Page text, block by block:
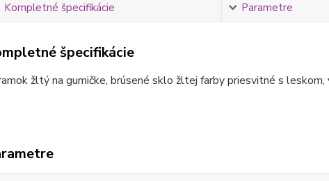
Kompletné špecifikácie Parametre
špecifikácie
žltý na gumičke, brúsené sklo žltej farby priesvitné s leskom,